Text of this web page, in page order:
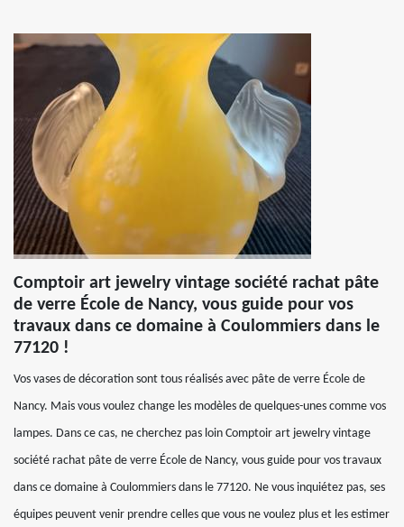
Comptoir art jewelry vintage société rachat pâte
de verre École de Nancy, vous guide pour vos
travaux dans ce domaine à Coulommiers dans le
77120 !
Vos vases de décoration sont tous réalisés avec pâte de verre École de
Nancy. Mais vous voulez change les modèles de quelques-unes comme vos
lampes. Dans ce cas, ne cherchez pas loin Comptoir art jewelry vintage
société rachat pâte de verre École de Nancy, vous guide pour vos travaux
dans ce domaine à Coulommiers dans le 77120. Ne vous inquiétez pas, ses
équipes peuvent venir prendre celles que vous ne voulez plus et les estimer